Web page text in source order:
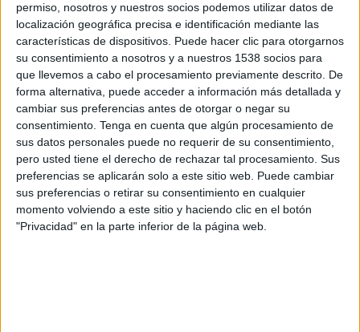
permiso, nosotros y nuestros socios podemos utilizar datos de
localización geográfica precisa e identificación mediante las
características de dispositivos. Puede hacer clic para otorgarnos
su consentimiento a nosotros y a nuestros 1538 socios para
que llevemos a cabo el procesamiento previamente descrito. De
forma alternativa, puede acceder a información más detallada y
cambiar sus preferencias antes de otorgar o negar su
consentimiento. Tenga en cuenta que algún procesamiento de
sus datos personales puede no requerir de su consentimiento,
pero usted tiene el derecho de rechazar tal procesamiento. Sus
preferencias se aplicarán solo a este sitio web. Puede cambiar
sus preferencias o retirar su consentimiento en cualquier
momento volviendo a este sitio y haciendo clic en el botón
"Privacidad" en la parte inferior de la página web.
ETIQUETES
Figueres incendi solar Vilatenim